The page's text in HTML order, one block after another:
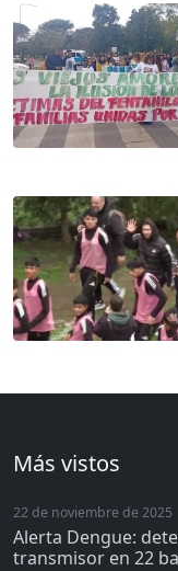
Más vistos
22 de noviembre de 2025
Alerta Dengue:
transmisor en 22